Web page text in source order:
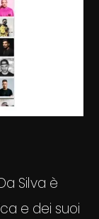
Silva è
e dei suoi